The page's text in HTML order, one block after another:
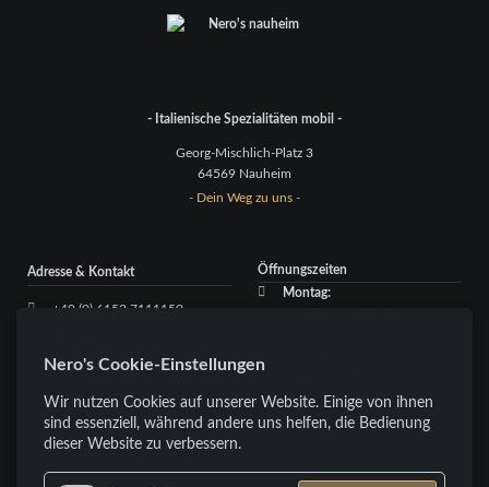
- Italienische Spezialitäten mobil -
Georg-Mischlich-Platz 3
64569 Nauheim
- Dein Weg zu uns -
Adresse & Kontakt
+49 (0) 6152 7111150
+49 (0) 6152 660607
info@neros-nauheim.de
Kontaktformular
Öffnungszeiten
Montag:
17:00 bis 23:00 Uhr
Sonntag:
Nero's Cookie-Einstellungen
Wir nutzen Cookies auf unserer Website. Einige von ihnen
sind essenziell, während andere uns helfen, die Bedienung
dieser Website zu verbessern.